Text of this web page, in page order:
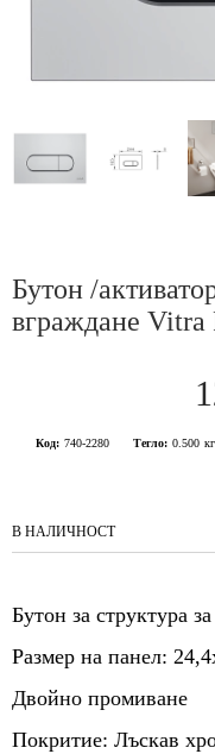
Бутон /
вграждане Vitra
Код: 740-2280 Тегло: 0.500 кг
В НАЛИЧНОСТ
Бутон за структура
Размер на панел:
Двойно промиване
Покритие: Лъскав